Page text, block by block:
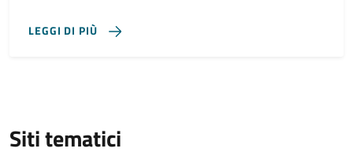
LEGGI DI PIÙ
Siti tematici